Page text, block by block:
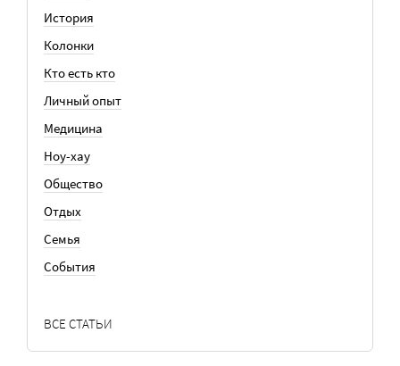
История
Колонки
Кто есть кто
Личный опыт
Медицина
Ноу-хау
Общество
Отдых
Семья
События
ВСЕ СТАТЬИ